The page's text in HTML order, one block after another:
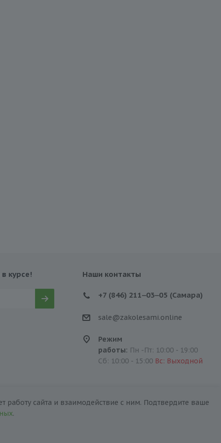
курсе! Наши контакты
+7 (846) 211‒03‒05 (Самара)
sale@zakolesami.online
Режим
работы: Пн -Пт: 10:00 - 19:00
Сб: 10:00 - 15:00 Вс: Выходной
сайта и взаимодействие с ним. Подтвердите ваше
.